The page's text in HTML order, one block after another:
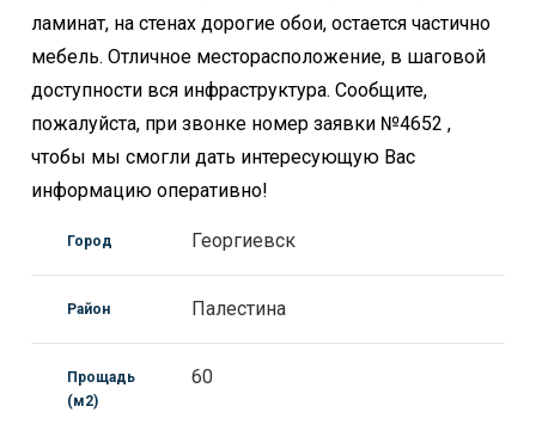
ламинат, на стенах дорогие обои, остается частично
мебель. Отличное месторасположение, в шаговой
доступности вся инфраструктура. Сообщите,
пожалуйста, при звонке номер заявки №4652 ,
чтобы мы смогли дать интересующую Вас
информацию оперативно!
Город Георгиевск
Район Палестина
Прощадь
(м2)
60